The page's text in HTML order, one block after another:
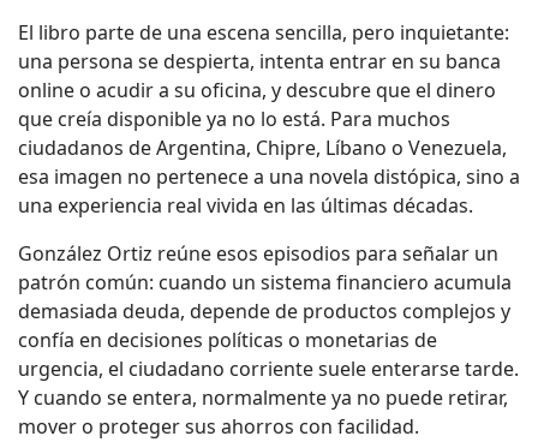
El libro parte de una escena sencilla, pero inquietante:
una persona se despierta, intenta entrar en su banca
online o acudir a su oficina, y descubre que el dinero
que creía disponible ya no lo está. Para muchos
ciudadanos de Argentina, Chipre, Líbano o Venezuela,
esa imagen no pertenece a una novela distópica, sino a
una experiencia real vivida en las últimas décadas.
González Ortiz reúne esos episodios para señalar un
patrón común: cuando un sistema financiero acumula
demasiada deuda, depende de productos complejos y
confía en decisiones políticas o monetarias de
urgencia, el ciudadano corriente suele enterarse tarde.
Y cuando se entera, normalmente ya no puede retirar,
mover o proteger sus ahorros con facilidad.